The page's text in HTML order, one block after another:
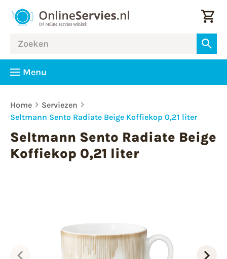
Menu
Home
Serviezen
Seltmann Sento Radiate Beige Koffiekop 0,21 liter
Seltmann Sento Radiate Beige
Koffiekop 0,21 liter